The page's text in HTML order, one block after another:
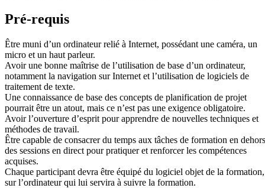
Pré-requis
Être muni d’un ordinateur relié à Internet, possédant une caméra, un
micro et un haut parleur.
Avoir une bonne maîtrise de l’utilisation de base d’un ordinateur,
notamment la navigation sur Internet et l’utilisation de logiciels de
traitement de texte.
Une connaissance de base des concepts de planification de projet
pourrait être un atout, mais ce n’est pas une exigence obligatoire.
Avoir l’ouverture d’esprit pour apprendre de nouvelles techniques et
méthodes de travail.
Être capable de consacrer du temps aux tâches de formation en dehors
des sessions en direct pour pratiquer et renforcer les compétences
acquises.
Chaque participant devra être équipé du logiciel objet de la formation,
sur l’ordinateur qui lui servira à suivre la formation.